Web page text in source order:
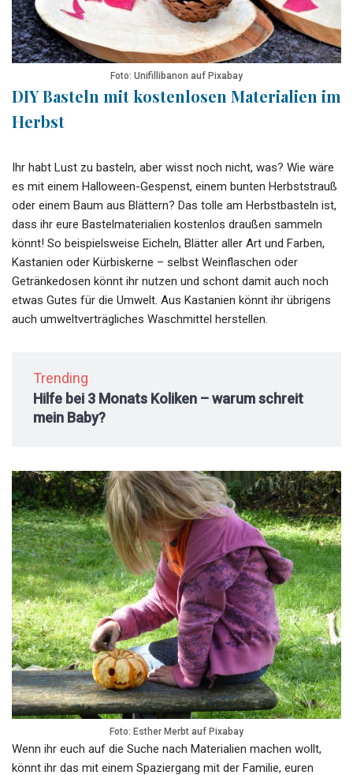
Foto: Unifillibanon auf Pixabay
DIY Basteln mit kostenlosen Materialien im
Herbst
Ihr habt Lust zu basteln, aber wisst noch nicht, was? Wie wäre
es mit einem Halloween-Gespenst, einem bunten Herbststrauß
oder einem Baum aus Blättern? Das tolle am Herbstbasteln ist,
dass ihr eure Bastelmaterialien kostenlos draußen sammeln
könnt! So beispielsweise Eicheln, Blätter aller Art und Farben,
Kastanien oder Kürbiskerne – selbst Weinflaschen oder
Getränkedosen könnt ihr nutzen und schont damit auch noch
etwas Gutes für die Umwelt. Aus Kastanien könnt ihr übrigens
auch umweltverträgliches Waschmittel herstellen.
Trending
Hilfe bei 3 Monats Koliken – warum schreit
mein Baby?
Foto: Esther Merbt auf Pixabay
Wenn ihr euch auf die Suche nach Materialien machen wollt,
könnt ihr das mit einem Spaziergang mit der Familie, euren